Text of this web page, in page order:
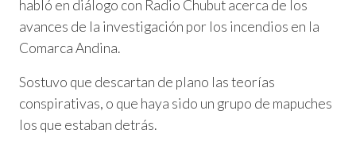
habló en diálogo con Radio Chubut acerca de los
avances de la investigación por los incendios en la
Comarca Andina.
Sostuvo que descartan de plano las teorías
conspirativas, o que haya sido un grupo de mapuches
los que estaban detrás.